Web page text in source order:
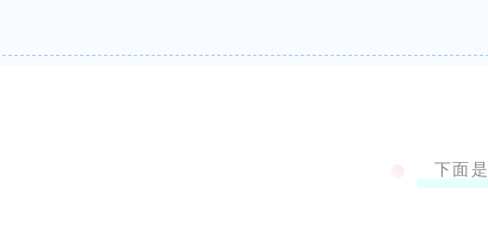
下面